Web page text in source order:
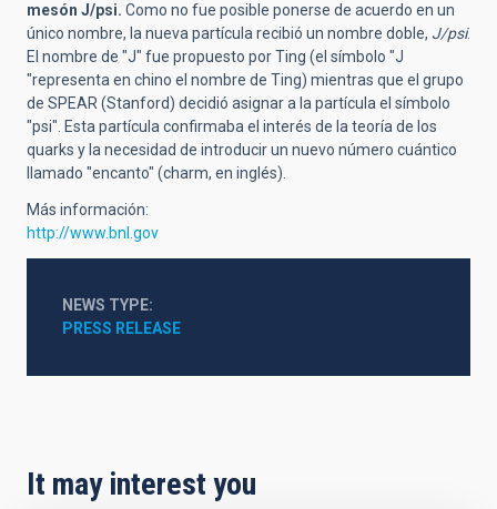
mesón J/psi. Como no fue posible ponerse de acuerdo en un
único nombre, la nueva partícula recibió un nombre doble, J/psi.
El nombre de "J" fue propuesto por Ting (el símbolo "J
"representa en chino el nombre de Ting) mientras que el grupo
de SPEAR (Stanford) decidió asignar a la partícula el símbolo
"psi". Esta partícula confirmaba el interés de la teoría de los
quarks y la necesidad de introducir un nuevo número cuántico
llamado "encanto" (charm, en inglés).
Más información:
http://www.bnl.gov
NEWS TYPE
PRESS RELEASE
It may interest you